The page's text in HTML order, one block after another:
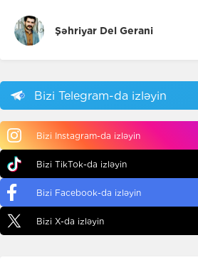
Şəhriyar Del Gerani
Bizi Telegram-da izləyin
Bizi Instagram-da izləyin
Bizi TikTok-da izləyin
Bizi Facebook-da izləyin
Bizi X-da izləyin